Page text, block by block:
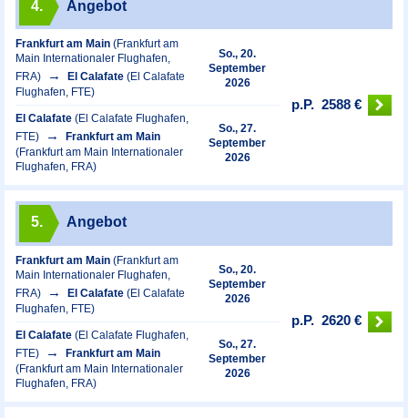
4. Angebot
Frankfurt am Main (Frankfurt am
Main Internationaler Flughafen,
FRA)
El Calafate (El Calafate
Flughafen, FTE)
So., 20.
September
2026
El Calafate (El Calafate Flughafen,
FTE)
Frankfurt am Main
(Frankfurt am Main Internationaler
Flughafen, FRA)
So., 27.
September
2026
p.P. 2588 €
5. Angebot
Frankfurt am Main (Frankfurt am
Main Internationaler Flughafen,
FRA)
El Calafate (El Calafate
Flughafen, FTE)
So., 20.
September
2026
El Calafate (El Calafate Flughafen,
FTE)
Frankfurt am Main
(Frankfurt am Main Internationaler
Flughafen, FRA)
So., 27.
September
2026
p.P. 2620 €